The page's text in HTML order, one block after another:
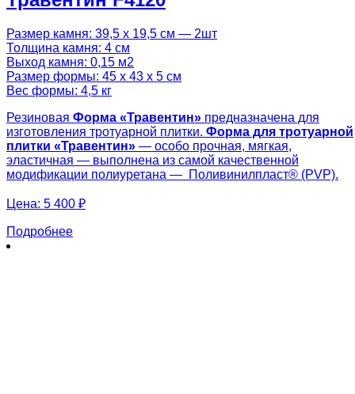
Размер камня: 39,5 х 19,5 см — 2шт
Толщина камня: 4 см
Выход камня: 0,15 м2
Размер формы: 45 х 43 х 5 см
Вес формы: 4,5 кг
Резиновая Форма «Травентин» предназначена для
изготовления тротуарной плитки. Форма для тротуарной
плитки «Травентин» — особо прочная, мягкая,
эластичная — выполнена из самой качественной
модификации полиуретана — Поливинилпласт® (PVP).
Цена: 5 400 ₽
Подробнее